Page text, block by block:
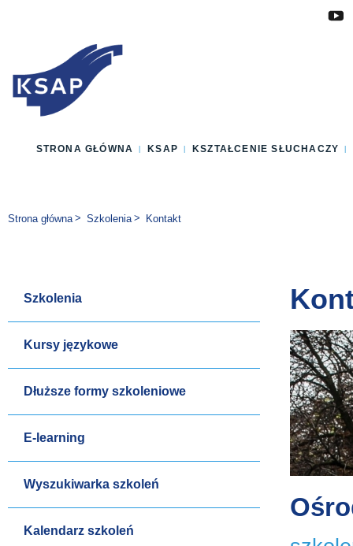
STRONA GŁÓWNA KSAP KSZTAŁCENIE SŁUCHACZY
Jesteś tutaj:
Strona główna Szkolenia Kontakt
Szkolenia
Kursy językowe
Dłuższe formy szkoleniowe
E-learning
Wyszukiwarka szkoleń
Kalendarz szkoleń